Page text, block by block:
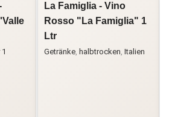
La Famiglia - Vino
Rosso "La Famiglia" 1
Ltr
Getränke, halbtrocken, Italien